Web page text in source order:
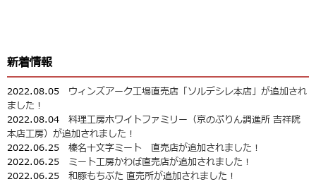
新着情報
2022.08.05 ウィンズアーク工場直売店「ソルデシレ本店」が追加され
ました！
2022.08.04 料理工房ホワイトファミリー（京のぷりん調進所 吉祥院
本店工房）が追加されました！
2022.06.25 榛名十文字ミート 直売店が追加されました！
2022.06.25 ミート工房かわば直売店が追加されました！
2022.06.25 和豚もちぶた 直売所が追加されました！